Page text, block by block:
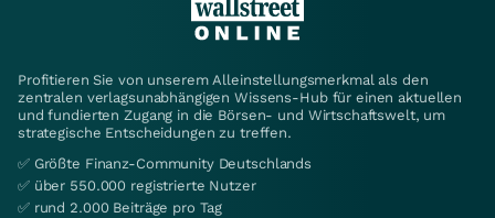
Profitieren Sie von unserem Alleinstellungsmerkmal als den
zentralen verlagsunabhängigen Wissens-Hub für einen aktuellen
und fundierten Zugang in die Börsen- und Wirtschaftswelt, um
strategische Entscheidungen zu treffen.
✅ Größte Finanz-Community Deutschlands
✅ über 550.000 registrierte Nutzer
✅ rund 2.000 Beiträge pro Tag